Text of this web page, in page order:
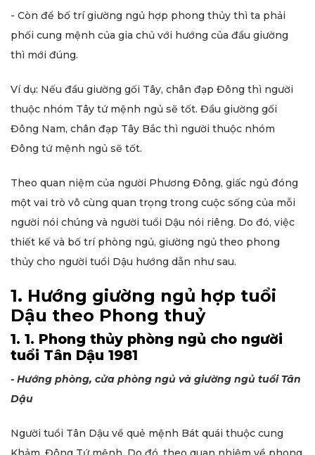
- Còn để bố trí giường ngủ hợp phong thủy thì ta phải
phối cung mệnh của gia chủ với hướng của đầu giường
thì mới đúng.
Ví dụ: Nếu đầu giường gối Tây, chân đạp Đông thì người
thuộc nhóm Tây tứ mệnh ngủ sẽ tốt. Đầu giường gối
Đông Nam, chân đạp Tây Bắc thì người thuộc nhóm
Đông tứ mệnh ngủ sẽ tốt.
Theo quan niệm của người Phương Đông, giấc ngủ đóng
một vai trò vô cùng quan trọng trong cuộc sống của mỗi
người nói chúng và người tuổi Dậu nói riêng. Do đó, việc
thiết kế và bố trí phòng ngủ, giường ngủ theo phong
thủy cho người tuổi Dậu hướng dẫn như sau.
1. Hướng giường ngủ hợp tuổi
Dậu theo Phong thuỷ
1. 1. Phong thủy phòng ngủ cho người
tuổi Tân Dậu 1981
- Hướng phòng, cửa phòng ngủ và giường ngủ tuổi Tân
Dậu
Người tuổi Tân Dậu về quẻ mệnh Bát quái thuộc cung